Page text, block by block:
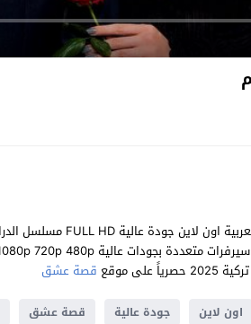
قصة عشق
اون لاين جودة عالية قصة عشق